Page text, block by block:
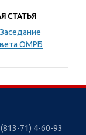
СТАТЬЯ
ОМРБ
71) 4-60-93